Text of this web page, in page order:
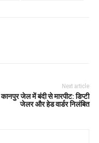
Next article
कानपुर जेल में बंदी से मारपीट: डिप्टी
जेलर और हेड वार्डर निलंबित